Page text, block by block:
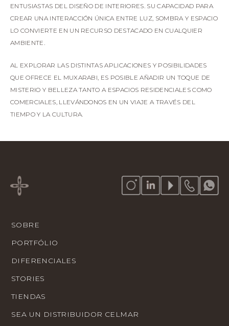
ENTUSIASTAS DEL DISEÑO DE INTERIORES. SU CAPACIDAD PARA
CREAR UNA INTERACCIÓN ÚNICA ENTRE LUZ, SOMBRA Y ESPACIO
LO CONVIERTE EN UN RECURSO DESTACADO EN CUALQUIER
AMBIENTE.
AL EXPLORAR LAS DISTINTAS APLICACIONES Y POSIBILIDADES
QUE OFRECE EL MUXARABI, ES POSIBLE AÑADIR UN TOQUE DE
MISTERIO Y BELLEZA TANTO A ESPACIOS RESIDENCIALES COMO
COMERCIALES, LLEVÁNDONOS EN UN VIAJE A TRAVÉS DEL
TIEMPO Y LA CULTURA.
SOBRE
PORTFÓLIO
DIFERENCIALES
STORIES
TIENDAS
SEA UN DISTRIBUIDOR CELMAR